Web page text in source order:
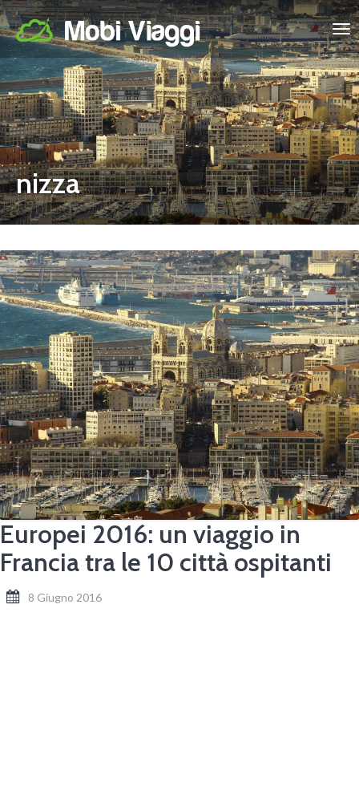
nizza
Europei 2016: un viaggio in
Francia tra le 10 città ospitanti
8 Giugno 2016